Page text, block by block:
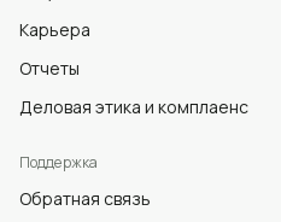
Карьера
Отчеты
Деловая этика и комплаенс
Поддержка
Обратная связь